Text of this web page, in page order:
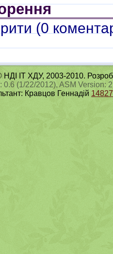
(0
НДІ ІТ ХДУ, 2003-2010.
0.6 (1/22/2012), ASM Version:
Кравцов Геннадій